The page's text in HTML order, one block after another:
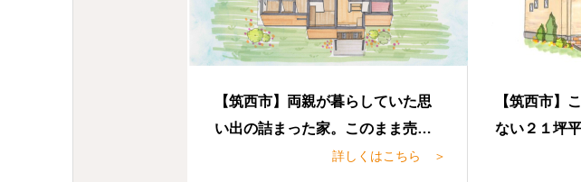
【筑西市】両親が暮らしていた思
い出の詰まった家。このまま売却
しても売れる？でも手放すの
詳しくはこちら ＞
【筑西市】
ない２１坪